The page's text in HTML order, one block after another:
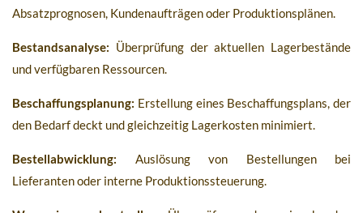
Absatzprognosen, Kundenaufträgen oder Produktionsplänen.
Bestandsanalyse: Überprüfung der aktuellen Lagerbestände
und verfügbaren Ressourcen.
Beschaffungsplanung: Erstellung eines Beschaffungsplans, der
den Bedarf deckt und gleichzeitig Lagerkosten minimiert.
Bestellabwicklung: Auslösung von Bestellungen bei
Lieferanten oder interne Produktionssteuerung.